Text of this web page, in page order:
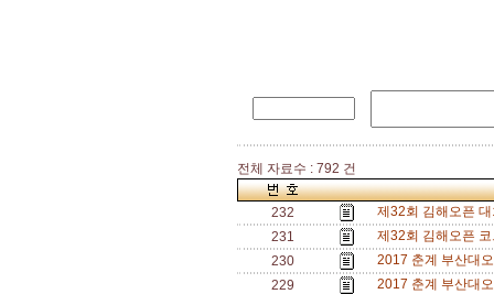
전체 자료수 : 792 건
232
제32회 김해오픈
231
제32회 김해오픈
230
2017 춘계 부산대
229
2017 춘계 부산대